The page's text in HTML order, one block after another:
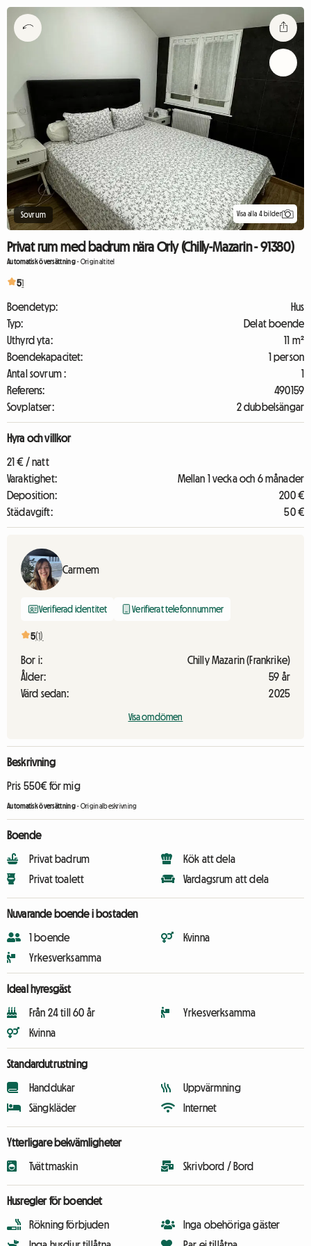
Sovrum Visa alla 4 bilder
Privat rum med badrum nära Orly (Chilly-Mazarin - 91380)
Automatisk översättning-Originaltitel
51
Boendetyp:
Hus
Typ:
Delat boende
Uthyrd yta:
11 m²
Boendekapacitet:
1 person
Antal sovrum :
1
Referens:
490159
Sovplatser:
2 dubbelsängar
Hyra och villkor
21 € / natt
Varaktighet:
Mellan 1 vecka och 6 månader
Deposition:
200 €
Städavgift:
50 €
Carmem
Verifierad identitet Verifierat telefonnummer
5(1)
Bor i:
Chilly Mazarin (Frankrike)
Ålder:
59 år
Värd sedan:
2025
Visa omdömen
Beskrivning
Pris 550€ för mig
Automatisk översättning-Originalbeskrivning
Boende
Privat badrum
Privat toalett
Kök att dela
Vardagsrum att dela
Nuvarande boende i bostaden
1 boende
Yrkesverksamma
Kvinna
Ideal hyresgäst
Från 24 till 60 år
Kvinna
Yrkesverksamma
Standardutrustning
Handdukar
Sängkläder
Uppvärmning
Internet
Ytterligare bekvämligheter
Tvättmaskin Skrivbord / Bord
Husregler för boendet
Rökning förbjuden
Inga obehöriga gäster